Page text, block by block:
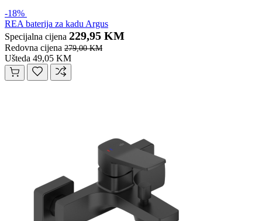
-18%
REA baterija za kadu Argus
Specijalna cijena 229,95 KM
Redovna cijena 279,00 KM
Ušteda 49,05 KM